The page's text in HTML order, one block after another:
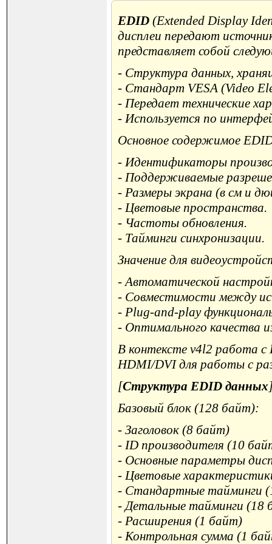
EDID (Extended Display
дисплеи передают
представляет собой
- Структура данных,
- Стандарт VESA (Video
- Передает технические
- Используется по
Основное содержимое
- Идентификаторы
- Поддерживаемые
- Размеры экрана (в см и
- Цветовые пространства.
- Частоты обновления.
- Тайминги синхронизации.
Значение для
- Автоматической
- Совместимости между
- Plug-and-play
- Оптимального качества
В контексте v4l2 работа с
HDMI/DVI для работы с
[Структура EDID данных
Базовый блок (128 байт):
- Заголовок (8 байт)
- ID производителя (10
- Основные параметры
- Цветовые
- Стандартные тайминги
- Детальные тайминги (18
- Расширения (1 байт)
- Контрольная сумма (1